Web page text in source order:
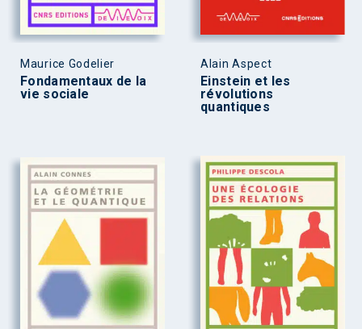
Maurice Godelier
Fondamentaux de la
vie sociale
Alain Aspect
Einstein et les
révolutions
quantiques